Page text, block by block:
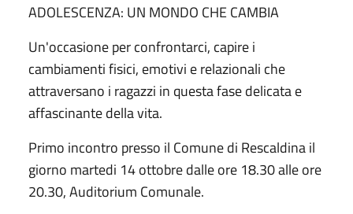
ADOLESCENZA: UN MONDO CHE CAMBIA
Un'occasione per confrontarci, capire i
cambiamenti fisici, emotivi e relazionali che
attraversano i ragazzi in questa fase delicata e
affascinante della vita.
Primo incontro presso il Comune di Rescaldina il
giorno martedi 14 ottobre dalle ore 18.30 alle ore
20.30, Auditorium Comunale.